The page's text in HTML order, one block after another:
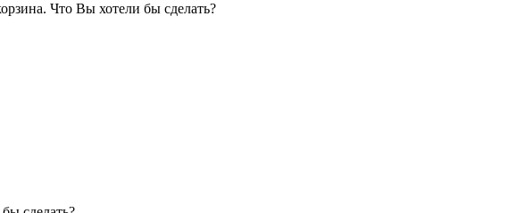
Что Вы хотели бы сделать?